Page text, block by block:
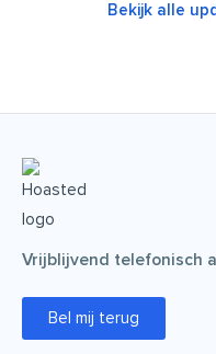
Bekijk alle
Vrijblijvend telefonisch
Bel mij terug